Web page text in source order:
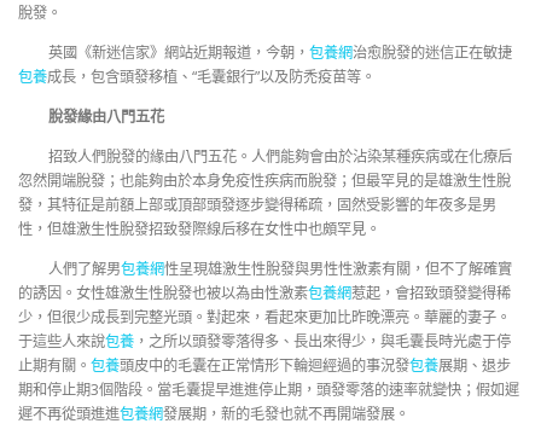
脫發。
英國《新迷信家》網站近期報道，今朝， 包養網治愈脫發的迷信正在敏捷
包養成長，包含頭發移植、“毛囊銀行”以及防禿疫苗等。
脫發緣由八門五花
招致人們脫發的緣由八門五花。人們能夠會由於沾染某種疾病或在化療后
忽然開端脫發；也能夠由於本身免疫性疾病而脫發；但最罕見的是雄激生性脫
發，其特征是前額上部或頂部頭發逐步變得稀疏，固然受影響的年夜多是男
性，但雄激生性脫發招致發際線后移在女性中也頗罕見。
人們了解男包養網性呈現雄激生性脫發與男性性激素有關，但不了解確實
的誘因。女性雄激生性脫發也被以為由性激素包養網惹起，會招致頭發變得稀
少，但很少成長到完整光頭。對起來，看起來更加比昨晚漂亮。華麗的妻子。
于這些人來說包養 ，之所以頭發零落得多、長出來得少，與毛囊長時光處于停
止期有關。 包養頭皮中的毛囊在正常情形下輪迴經過的事況發包養展期、退步
期和停止期3個階段。當毛囊提早進進停止期，頭發零落的速率就變快；假如遲
遲不再從頭進進包養網發展期，新的毛發也就不再開端發展。